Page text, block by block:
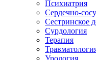
Психиатрия
Сердечно-
Сестринское
Сурдология
Терапия
Урология